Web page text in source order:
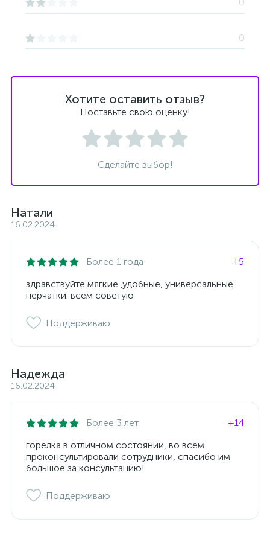
Хотите оставить отзыв?
Поставьте свою оценку!
Сделайте выбор!
Натали
16.02.2024
Более 1 года
+5
здравствуйте мягкие ,удобные, универсальные
перчатки. всем советую
Поддерживаю
Надежда
16.02.2024
Более 3 лет
+14
горелка в отличном состоянии, во всём
проконсультировали сотрудники, спасибо им
большое за консультацию!
Поддерживаю
0